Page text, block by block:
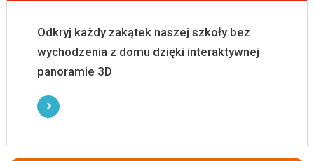
Odkryj każdy zakątek naszej szkoły bez
wychodzenia z domu dzięki interaktywnej
panoramie 3D